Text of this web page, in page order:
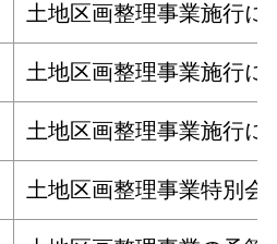
土地区画整理事業施行に
土地区画整理事業施行に
土地区画整理事業施行に
土地区画整理事業特別会